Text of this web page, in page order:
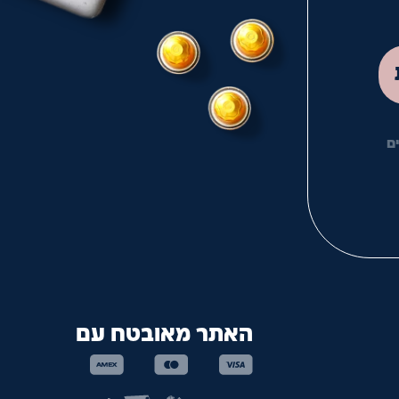
האתר מאובטח עם